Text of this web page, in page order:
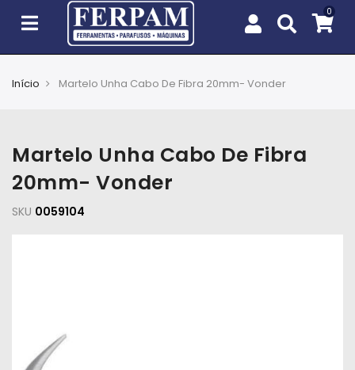
e
Jardim
EPIs
Máquinas
Início Martelo Unha Cabo De Fibra 20mm- Vonder
Martelo Unha Cabo De Fibra
20mm- Vonder
SKU 0059104